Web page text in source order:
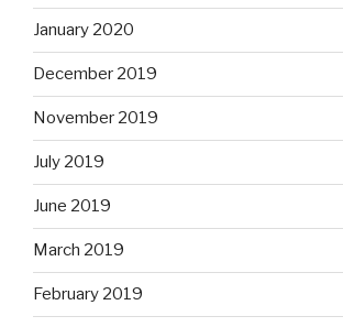
January 2020
December 2019
November 2019
July 2019
June 2019
March 2019
February 2019